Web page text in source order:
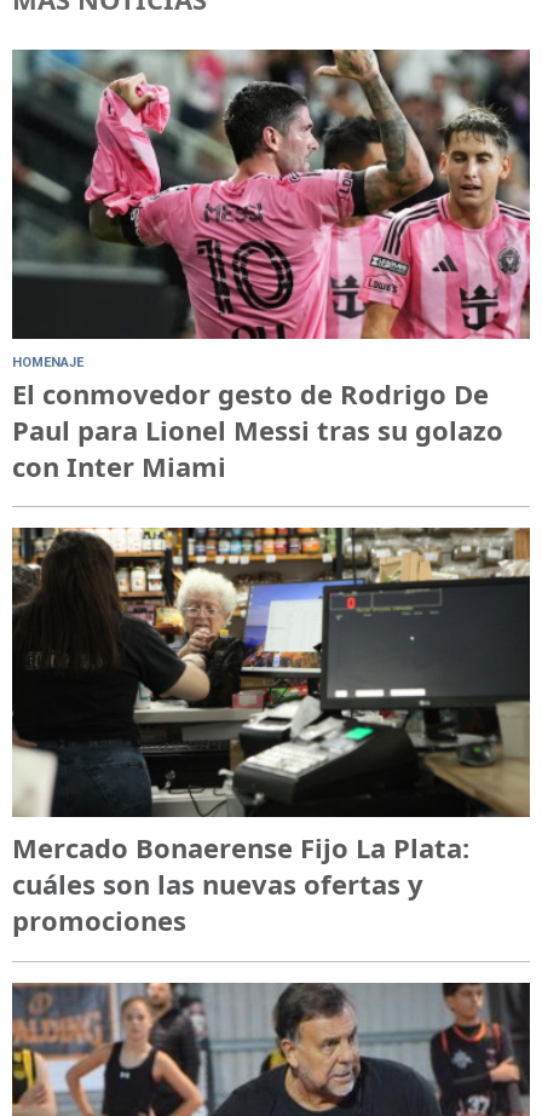
HOMENAJE
El conmovedor gesto de Rodrigo De
Paul para Lionel Messi tras su golazo
con Inter Miami
Mercado Bonaerense Fijo La Plata:
cuáles son las nuevas ofertas y
promociones